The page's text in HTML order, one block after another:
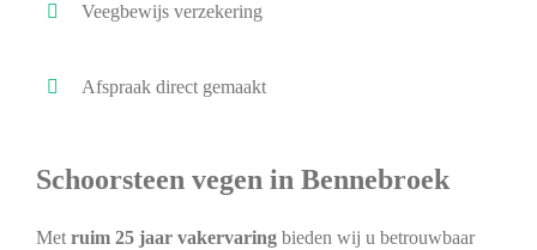
Veegbewijs verzekering
Afspraak direct gemaakt
Schoorsteen vegen in Bennebroek
Metruim 25 jaar vakervaringbieden wij u betrouwbaar